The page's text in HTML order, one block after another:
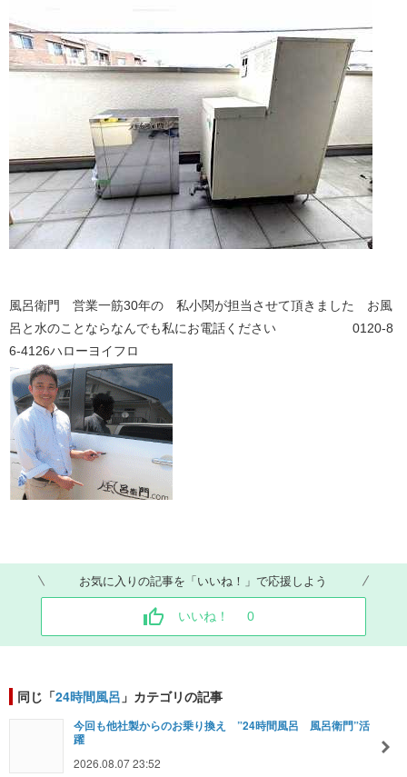
風呂衛門 営業一筋30年の 私小関が担当させて頂きました お風
呂と水のことならなんでも私にお電話ください 0120-8
6-4126ハローヨイフロ
お気に入りの記事を「いいね！」で応援しよう
いいね！ 0
同じ「24時間風呂 」カテゴリの記事
今回も他社製からのお乗り換え ”24時間風呂 風呂衛門”活
躍
2026.08.07 23:52